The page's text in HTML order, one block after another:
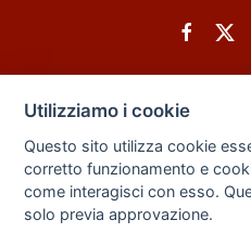
© All rights reserved. Powered by
Business Centre, 8 Gainsborough
Utilizziamo i cookie
Questo sito utilizza cookie
corretto funzionamento e
come interagisci con esso.
solo previa approvazione.